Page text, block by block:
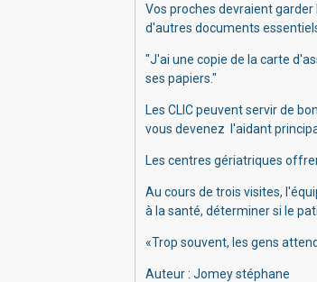
Vos proches devraient
d'autres documents essentiels
"J'ai une copie de la carte
ses papiers."
Les CLIC peuvent servir de
vous devenez l'aidant
Les centres gériatriques
Au cours de trois visites,
à la santé, déterminer si le
«Trop souvent, les gens
Auteur : Jomey stéphane